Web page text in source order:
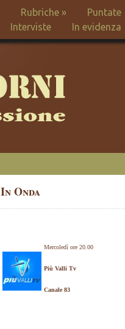
Rubriche» Puntate
Interviste In evidenza
In Onda
Mercoledì ore 20.00
Più Valli Tv
Canale 83